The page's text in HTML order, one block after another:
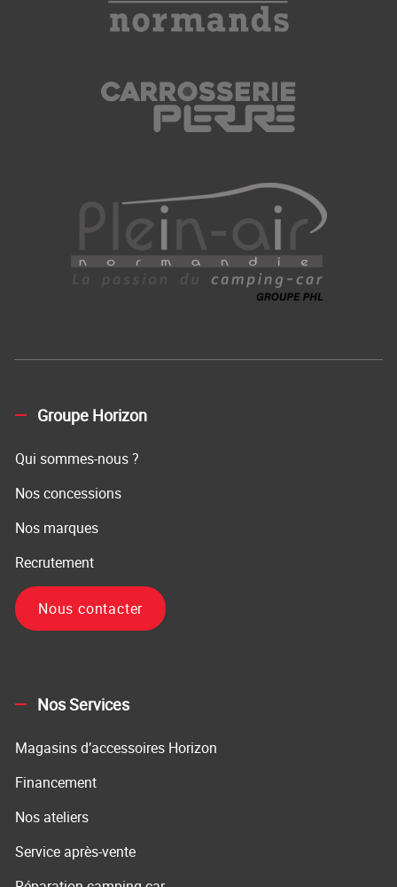
Groupe Horizon
Qui sommes-nous ?
Nos concessions
Nos marques
Recrutement
Nous contacter
Nos Services
Magasins d’accessoires Horizon
Financement
Nos ateliers
Service après-vente